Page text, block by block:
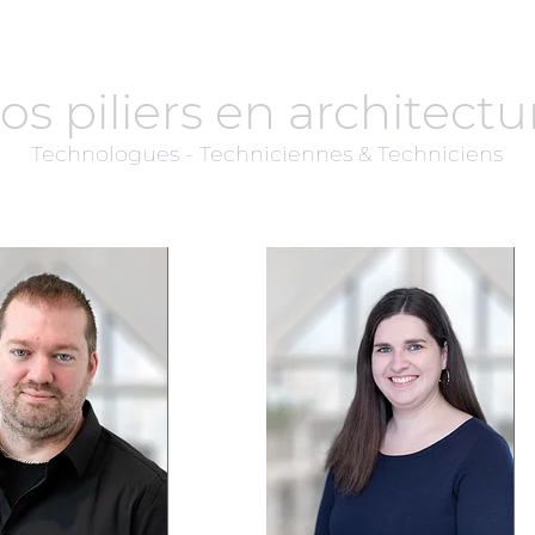
piliers en
Technologues - Techniciennes & Techniciens